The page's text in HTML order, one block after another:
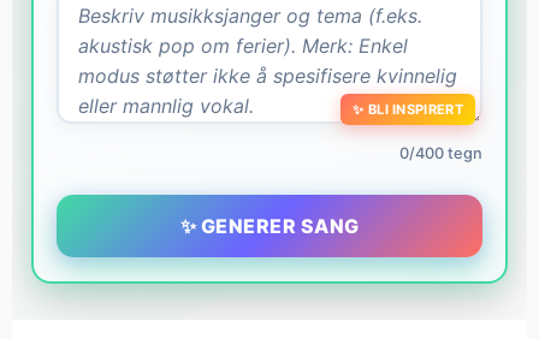
✨ BLI INSPIRERT
0/400 tegn
✨ GENERER SANG